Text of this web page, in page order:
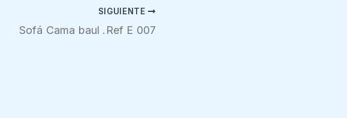
SIGUIENTE
Sofá Cama baul .Ref E 007